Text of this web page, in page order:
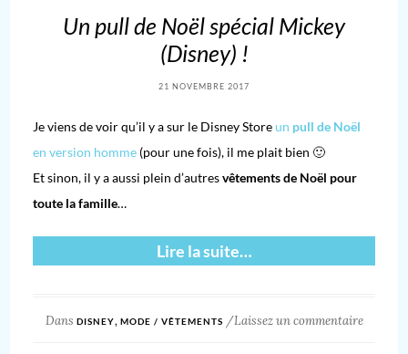
Un pull de Noël spécial Mickey
(Disney) !
21 NOVEMBRE 2017
Je viens de voir qu’il y a sur le Disney Store un pull de Noël
en version homme (pour une fois), il me plait bien 🙂
Et sinon, il y a aussi plein d’autresvêtements de Noël pour
toute la famille…
Lire la suite…
Dans DISNEY, MODE / VÊTEMENTS /Laissez un commentaire